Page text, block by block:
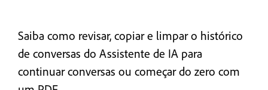
Saiba como revisar, copiar e limpar o histórico
de conversas do Assistente de IA para
continuar conversas ou começar do zero com